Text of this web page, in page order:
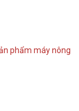
phẩm máy nông